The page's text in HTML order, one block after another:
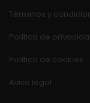
Términos y
Política de
Política de cookies
Aviso legal